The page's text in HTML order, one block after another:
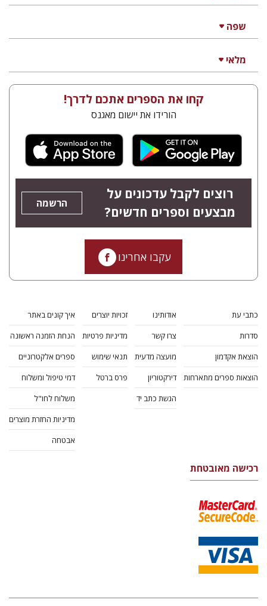
שפה
מלאי
קחו את הספרים אתכם לדרך!
הורידו את יישום מאגנס
רוצים לקבל עדכונים על
מבצעים וספרים חדשים?
הרשמה
עקבו אחרינו
כתבי עת
סדרות
הוצאת אקדמון
הוצאות ספרים מתארחות
אודותינו
צרו קשר
מועצה מדעית
דירקטוריון
הגשת כתב יד
זכויות יוצרים
מדיניות פרטיות
תנאי שימוש
פרס ברטל
איך קונים באתר
הנחת הזמנה ראשונה
ספרים אלקטרוניים
דמי טיפול ומשלוח
משלוח לחו"ל
מדיניות החזרת מוצרים
אבטחה
רכישה מאובטחת